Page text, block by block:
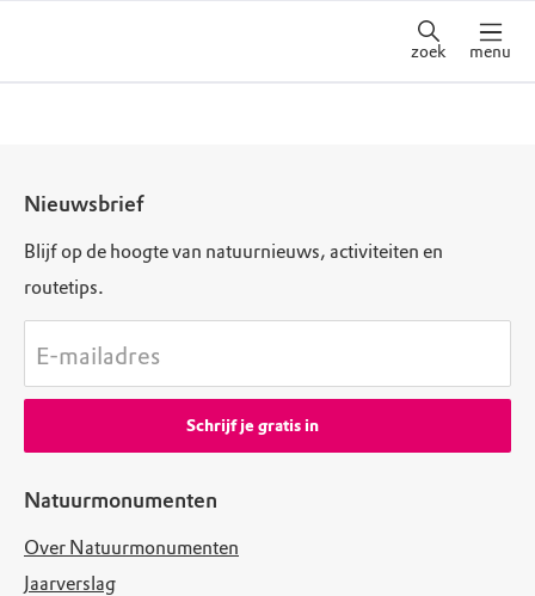
zoek menu
Natuurmonumenten
Over Natuurmonumenten
Jaarverslag
Nieuwsbrief
Blijf op de hoogte van natuurnieuws, activiteiten en
routetips.
E-mailadres
Schrijf je gratis in